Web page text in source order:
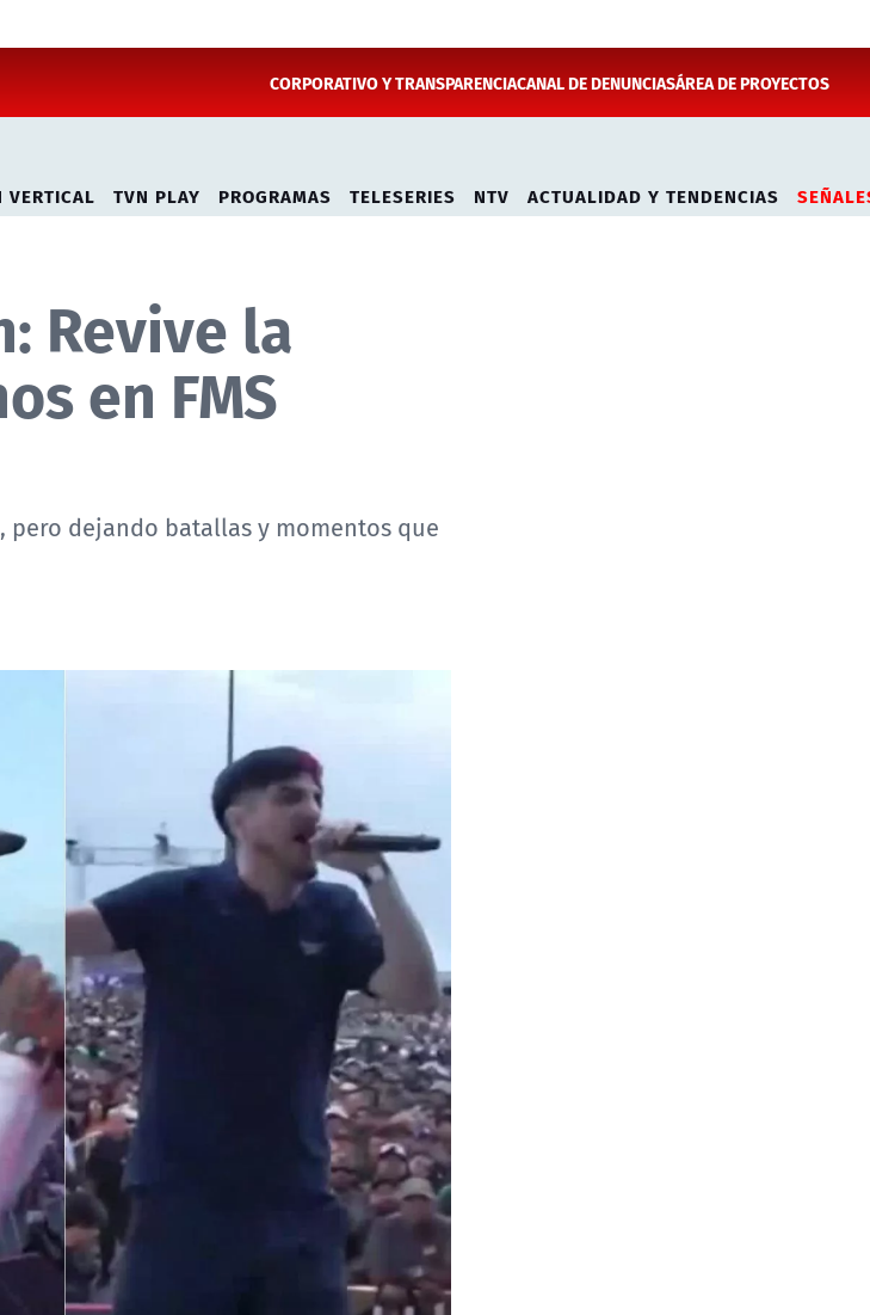
CORPORATIVO Y TRANSPARENCIACANAL DE DENUNCIASÁREA DE PROYECTOS
VERTICAL TVN PLAY PROGRAMAS TELESERIES NTV ACTUALIDAD Y TENDENCIAS
Revive la
en FMS
dejando batallas y momentos que